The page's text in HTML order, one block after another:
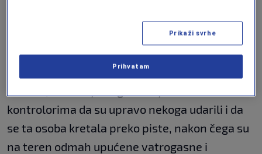
ih je transportovano u lokalne bolnice.
Audiosnimak komunikacije s kontrolom leta
otkrio je dramatične trenutke u kokpitu. Pilot je
kontrolorima da su upravo nekoga udarili i da
se ta osoba kretala preko piste, nakon čega su
na teren odmah upućene vatrogasne i
Prikaži svrhe
Prihvatam